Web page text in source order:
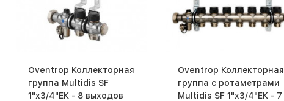
Oventrop Коллекторная
группа Multidis SF
1"x3/4"ЕК - 8 выходов
Oventrop Коллекторная
группа с ротаметрами
Multidis SF 1"x3/4"ЕК - 7